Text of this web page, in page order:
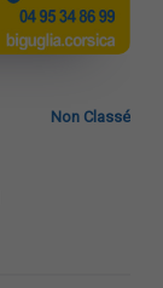
Non Classé